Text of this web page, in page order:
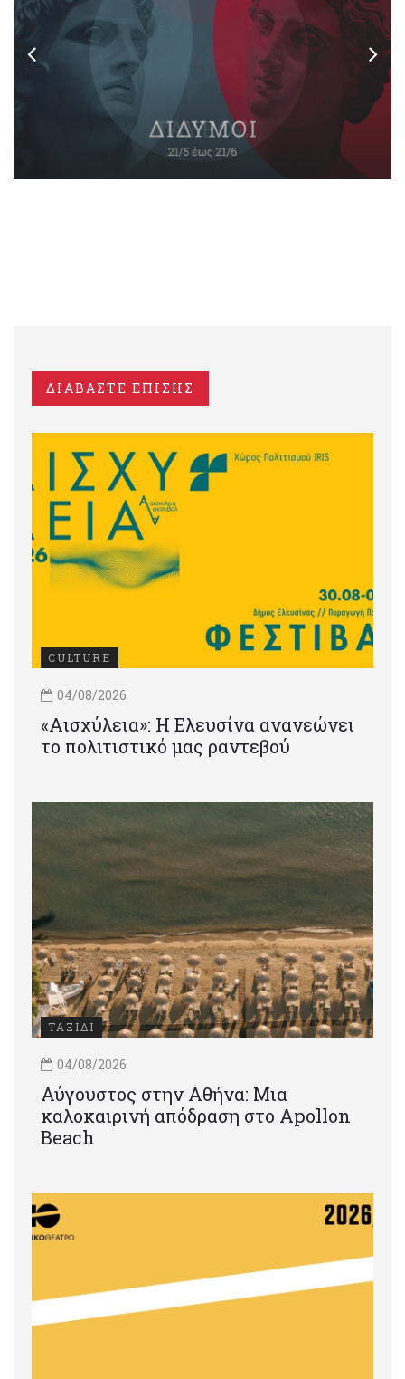
ΔΙΑΒΑΣΤΕ ΕΠΙΣΗΣ
CULTURE
04/08/2026
«Αισχύλεια»: Η Ελευσίνα ανανεώνει
το πολιτιστικό μας ραντεβού
ΤΑΞΙΔΙ
04/08/2026
Αύγουστος στην Αθήνα: Μια
καλοκαιρινή απόδραση στο Apollon
Beach